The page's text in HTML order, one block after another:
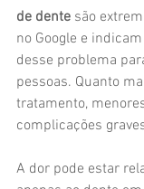
de dente são
no Google e
desse problema
pessoas. Quanto
tratamento,
complicações
A dor pode estar